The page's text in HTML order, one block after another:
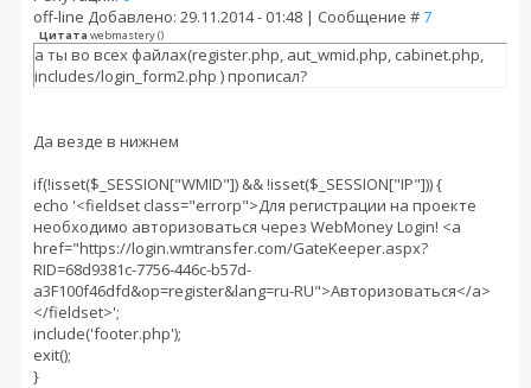
off-line Добавлено: 29.11.2014 - 01:48 | Сообщение #7
Цитата webmastery()
а ты во всех файлах(register.php, aut_wmid.php, cabinet.php,
includes/login_form2.php ) прописал?
Да везде в нижнем
if(!isset($_SESSION["WMID"]) && !isset($_SESSION["IP"])) {
echo '<fieldset class="errorp">Для регистрации на проекте
необходимо авторизоваться через WebMoney Login! <a
href="https://login.wmtransfer.com/GateKeeper.aspx?
RID=68d9381c-7756-446c-b57d-
a3F100f46dfd&op=register&lang=ru-RU">Авторизоваться</a>
</fieldset>';
include('footer.php');
exit();
}